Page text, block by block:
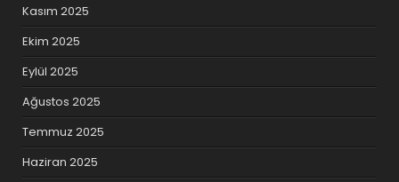
Kasım 2025
Ekim 2025
Eylül 2025
Ağustos 2025
Temmuz 2025
Haziran 2025